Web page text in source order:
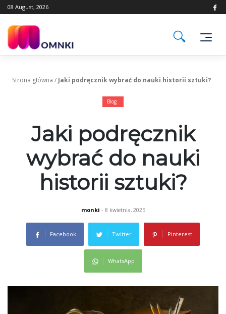
Skip
to
08 August, 2026
Strona główna / Jaki podręcznik wybrać do nauki historii sztuki?
Blog
Jaki podręcznik
wybrać do nauki
historii sztuki?
monki - 8 kwietnia, 2025
Facebook Twitter Pinterest
WhatsApp